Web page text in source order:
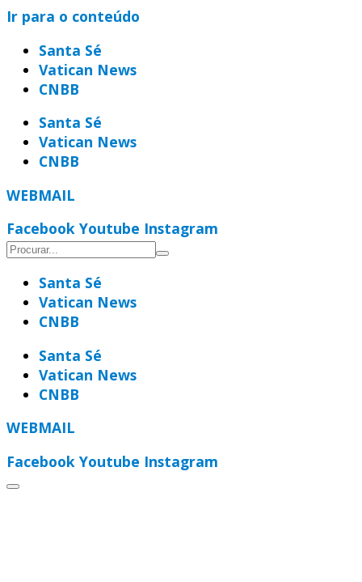
Ir para o conteúdo
Santa Sé
Vatican News
CNBB
Santa Sé
Vatican News
CNBB
WEBMAIL
Facebook Youtube Instagram
Santa Sé
Vatican News
CNBB
Santa Sé
Vatican News
CNBB
WEBMAIL
Facebook Youtube Instagram